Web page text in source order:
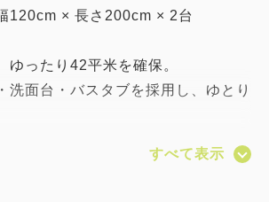
120cm × 長さ200cm × 2台
ゆったり42平米を確保。
洗面台・バスタブを採用し、ゆとり
有線LANのご用意はございませ
すべて表示